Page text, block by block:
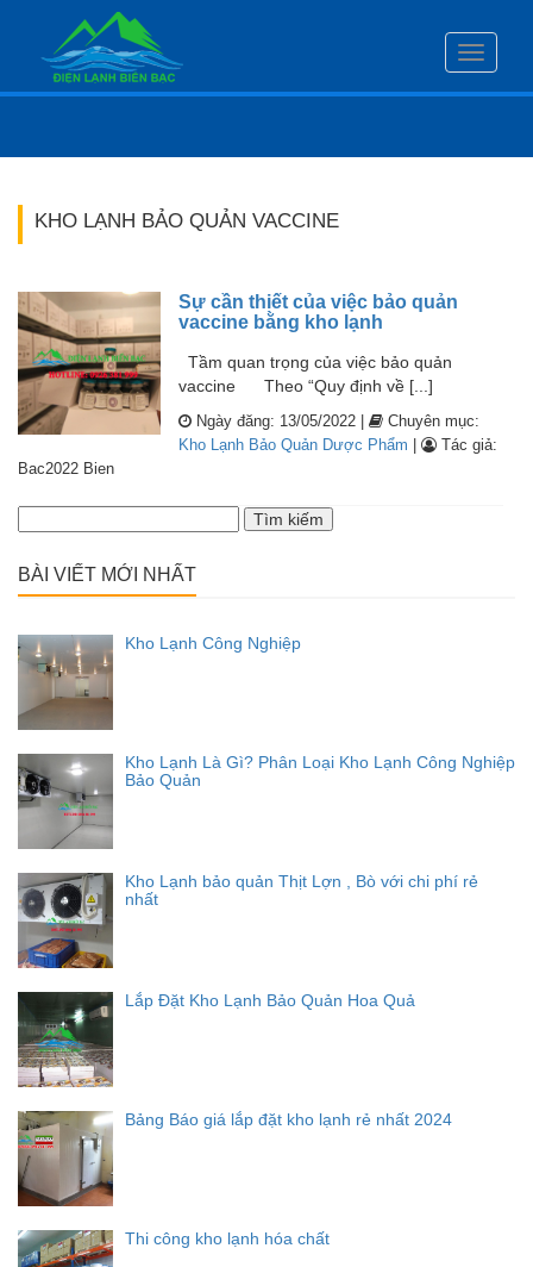
Toggle
KHO LẠNH BẢO QUẢN VACCINE
Sự cần thiết của việc bảo quản
vaccine bằng kho lạnh
Tầm quan trọng của việc bảo quản
vaccine Theo “Quy định về [...]
Ngày đăng: 13/05/2022 |
Chuyên mục:
Kho Lạnh Bảo Quản Dược Phẩm
Tác giả:
Bac2022 Bien
kiếm
BÀI VIẾT MỚI NHẤT
Kho Lạnh Công Nghiệp
Kho Lạnh Là Gì? Phân Loại Kho Lạnh Công Nghiệp
Bảo Quản
Kho Lạnh bảo quản Thịt Lợn , Bò với chi phí rẻ
nhất
Lắp Đặt Kho Lạnh Bảo Quản Hoa Quả
Bảng Báo giá lắp đặt kho lạnh rẻ nhất 2024
Thi công kho lạnh hóa chất